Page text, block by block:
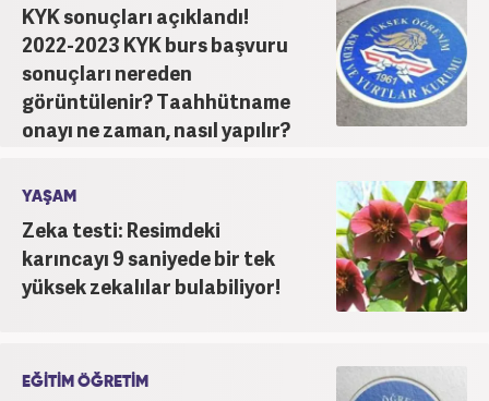
KYK sonuçları açıklandı!
2022-2023 KYK burs başvuru
sonuçları nereden
görüntülenir? Taahhütname
onayı ne zaman, nasıl yapılır?
YAŞAM
Zeka testi: Resimdeki
karıncayı 9 saniyede bir tek
yüksek zekalılar bulabiliyor!
EĞİTİM ÖĞRETİM